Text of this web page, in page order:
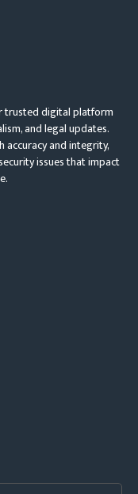
trusted digital platform
and legal updates.
and integrity,
issues that impact